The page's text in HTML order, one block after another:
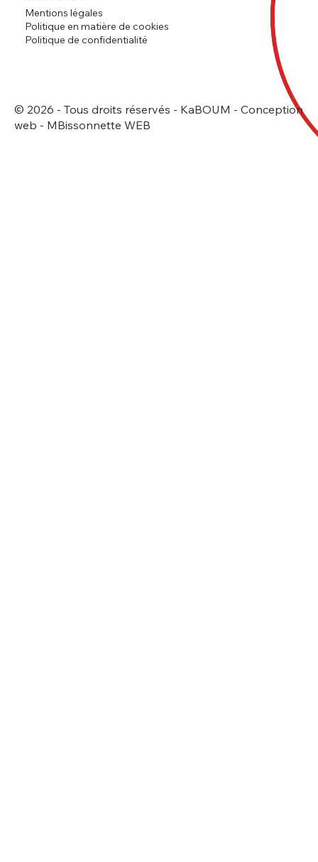
Mentions légales
Politique en matière de cookies
Politique de confidentialité
© 2026 - Tous droits réservés - KaBOUM - Conception
web - MBissonnette WEB